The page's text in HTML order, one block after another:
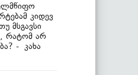
კიდევ
მსგავსი
რატომ არ
- კახა